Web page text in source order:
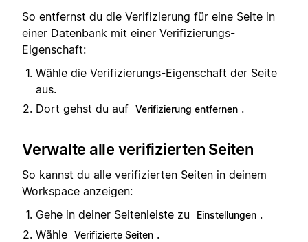
So entfernst du die Verifizierung für eine Seite in
einer Datenbank mit einer Verifizierungs-
Eigenschaft:
Wähle die Verifizierungs-Eigenschaft der Seite
aus.
Dort gehst du auf Verifizierung entfernen .
Verwalte alle verifizierten Seiten
So kannst du alle verifizierten Seiten in deinem
Workspace anzeigen:
Gehe in deiner Seitenleiste zu
Einstellungen .
Wähle Verifizierte Seiten .